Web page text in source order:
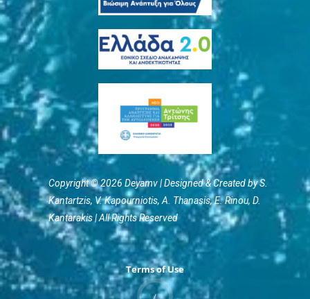
Copyright © 2026 Deyamv | Designed & Created by S.
Kantartzis, V. Kapourniotis, Α. Thanasis, E. Rinou, D.
Kantarakis | All Rights Reserved
Terms of Use
/